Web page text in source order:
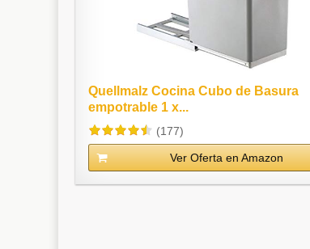
Quellmalz Cocina Cubo de Basura
empotrable 1 x...
(177)
Ver Oferta en Amazon